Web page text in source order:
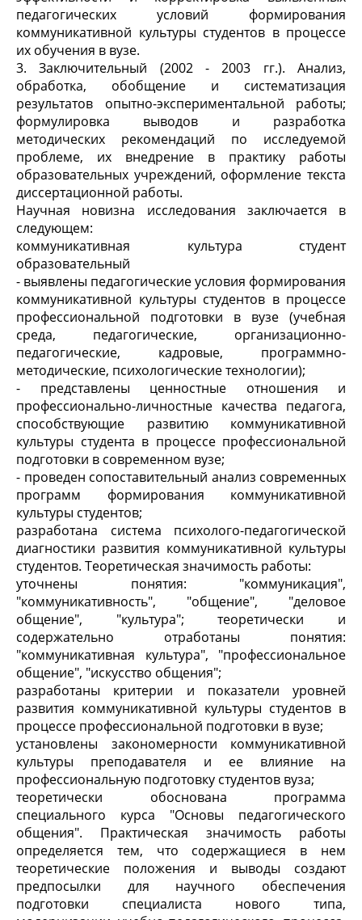
педагогических условий формирования
коммуникативной культуры студентов в процессе
их обучения в вузе.
3. Заключительный (2002 - 2003 гг.). Анализ,
обработка, обобщение и систематизация
результатов опытно-экспериментальной работы;
формулировка выводов и разработка
методических рекомендаций по исследуемой
проблеме, их внедрение в практику работы
образовательных учреждений, оформление текста
диссертационной работы.
Научная новизна исследования заключается в
следующем:
коммуникативная культура студент
образовательный
- выявлены педагогические условия формирования
коммуникативной культуры студентов в процессе
профессиональной подготовки в вузе (учебная
среда, педагогические, организационно-
педагогические, кадровые, программно-
методические, психологические технологии);
- представлены ценностные отношения и
профессионально-личностные качества педагога,
способствующие развитию коммуникативной
культуры студента в процессе профессиональной
подготовки в современном вузе;
- проведен сопоставительный анализ современных
программ формирования коммуникативной
культуры студентов;
разработана система психолого-педагогической
диагностики развития коммуникативной культуры
студентов. Теоретическая значимость работы:
уточнены понятия: "коммуникация",
"коммуникативность", "общение", "деловое
общение", "культура"; теоретически и
содержательно отработаны понятия:
"коммуникативная культура", "профессиональное
общение", "искусство общения";
разработаны критерии и показатели уровней
развития коммуникативной культуры студентов в
процессе профессиональной подготовки в вузе;
установлены закономерности коммуникативной
культуры преподавателя и ее влияние на
профессиональную подготовку студентов вуза;
теоретически обоснована программа
специального курса "Основы педагогического
общения". Практическая значимость работы
определяется тем, что содержащиеся в нем
теоретические положения и выводы создают
предпосылки для научного обеспечения
подготовки специалиста нового типа,